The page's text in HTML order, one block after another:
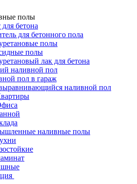
полы
для бетона
для бетонного пола
полы
полы
лак для бетона
наливной пол
пол в гараж
наливной пол
наливные полы